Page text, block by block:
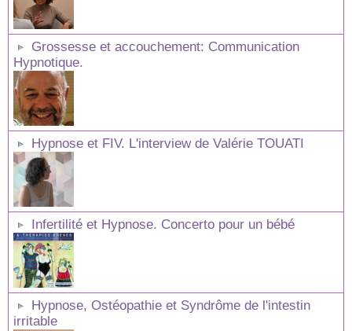
Grossesse et accouchement: Communication
Hypnotique.
Hypnose et FIV. L'interview de Valérie TOUATI
Infertilité et Hypnose. Concerto pour un bébé
Hypnose, Ostéopathie et Syndrôme de l'intestin
irritable